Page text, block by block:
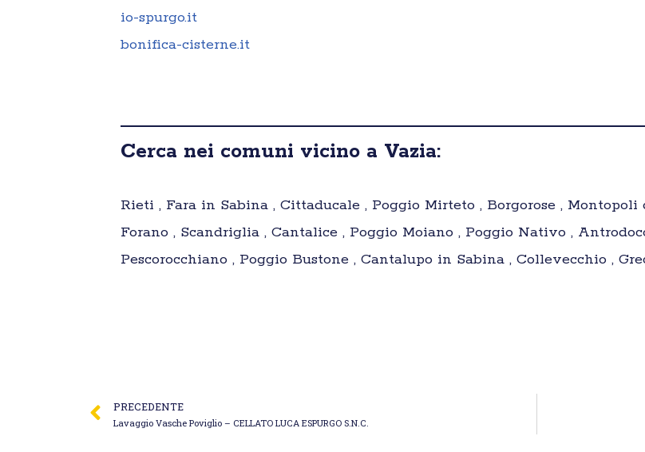
io-spurgo.it
bonifica-cisterne.it
Cerca nei comuni vicino a Vazia:
Rieti , Fara in Sabina , Cittaducale , Poggio Mirteto , Borgorose ,
Forano , Scandriglia , Cantalice , Poggio Moiano , Poggio Nativo ,
Pescorocchiano , Poggio Bustone , Cantalupo in Sabina , Collevecchio ,
PRECEDENTE
Lavaggio Vasche Poviglio – CELLATO LUCA ESPURGO S.N.C.